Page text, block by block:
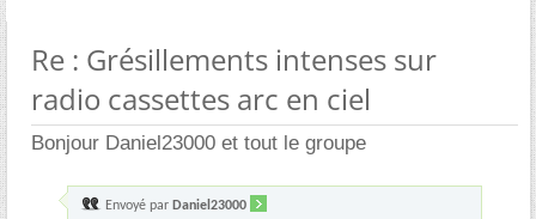
Re : Grésillements intenses sur
radio cassettes arc en ciel
Bonjour Daniel23000 et tout le groupe
Envoyé par Daniel23000